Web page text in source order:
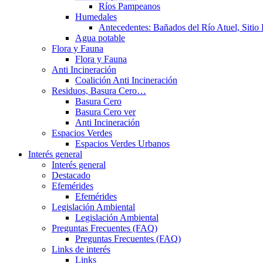
Ríos Pampeanos
Humedales
Antecedentes: Bañados del Río Atuel, Sitio
Agua potable
Flora y Fauna
Flora y Fauna
Anti Incineración
Coalición Anti Incineración
Residuos, Basura Cero…
Basura Cero
Basura Cero ver
Anti Incineración
Espacios Verdes
Espacios Verdes Urbanos
Interés general
Interés general
Destacado
Efemérides
Efemérides
Legislación Ambiental
Legislación Ambiental
Preguntas Frecuentes (FAQ)
Preguntas Frecuentes (FAQ)
Links de interés
Links